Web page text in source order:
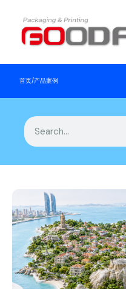
首页/产品案例